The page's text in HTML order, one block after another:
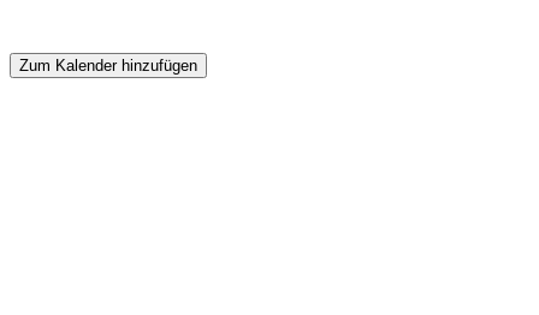
Zum Kalender hinzufügen